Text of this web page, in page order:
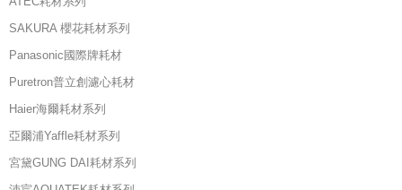
SAKURA 櫻花耗材系列
Panasonic國際牌耗材
Puretron普立創濾心耗材
Haier海爾耗材系列
亞爾浦Yaffle耗材系列
宮黛GUNG DAI耗材系列